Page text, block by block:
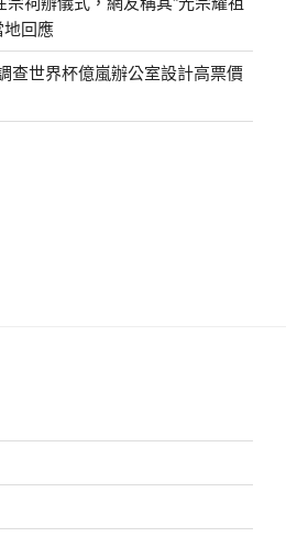
地回應
查世界杯億嵐辦公室設計高票價